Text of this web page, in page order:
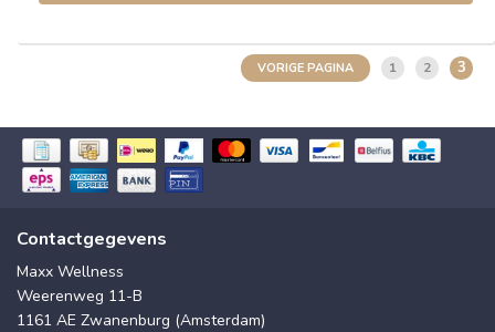
VORIGE PAGINA 1 2 3
Contactgegevens
Maxx Wellness
Weerenweg 11-B
1161 AE Zwanenburg (Amsterdam)